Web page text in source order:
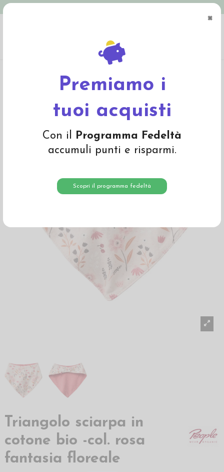
×
Premiamo i
tuoi acquisti
Con il Programma Fedeltà
accumuli punti e risparmi.
Scopri il programma fedeltà
in cotone bio -col. rosa fantasia floreale
Triangolo sciarpa in
cotone bio -col. rosa
fantasia floreale